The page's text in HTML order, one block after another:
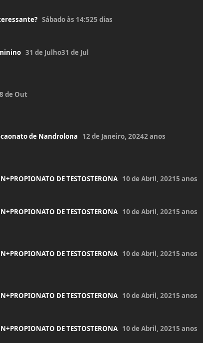
Sábado às 14:525 dias
31 de Julho31 de Jul
de Out
de Nandrolona 12 de Janeiro, 20242 anos
DE TESTOSTERONA 10 de Abril, 20215 anos
DE TESTOSTERONA 10 de Abril, 20215 anos
DE TESTOSTERONA 10 de Abril, 20215 anos
DE TESTOSTERONA 10 de Abril, 20215 anos
DE TESTOSTERONA 10 de Abril, 20215 anos